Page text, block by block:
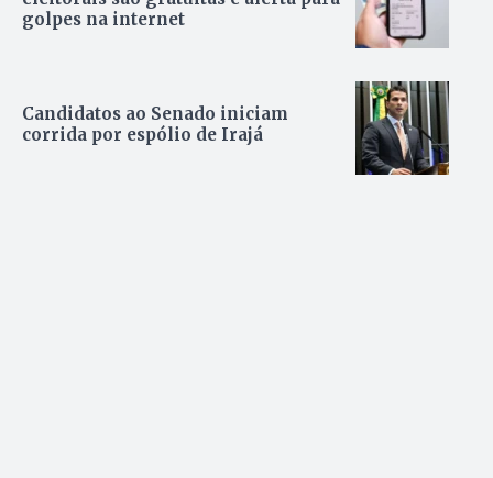
golpes na internet
Candidatos ao Senado iniciam
corrida por espólio de Irajá